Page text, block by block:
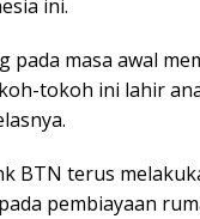
ini.
pada masa awal
tokoh ini lahir
BTN terus
pembiayaan